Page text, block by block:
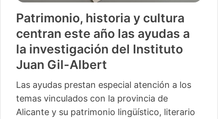
Patrimonio, historia y cultura
centran este año las ayudas a
la investigación del Instituto
Juan Gil-Albert
Las ayudas prestan especial atención a los
temas vinculados con la provincia de
Alicante y su patrimonio lingüístico, literario